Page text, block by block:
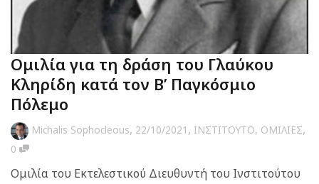
Ομιλία για τη δράση του Γλαύκου
Κληρίδη κατά τον Β’ Παγκόσμιο
Πόλεμο
Michalis Sophocleous, 22/10/2021 , ΙΝΣΤΙΤΟΥΤΟ, ΟΜΙΛΙΕΣ,
0
Ομιλία του Εκτελεστικού Διευθυντή του Ινστιτούτου